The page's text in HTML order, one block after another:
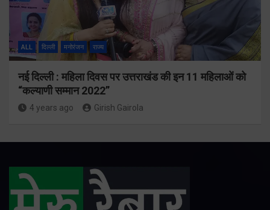
ALL दिल्ली मनोरंजन राज्य
नई दिल्ली : महिला दिवस पर उत्तराखंड की इन 11 महिलाओं को
“कल्याणी सम्मान 2022”
4 years ago Girish Gairola